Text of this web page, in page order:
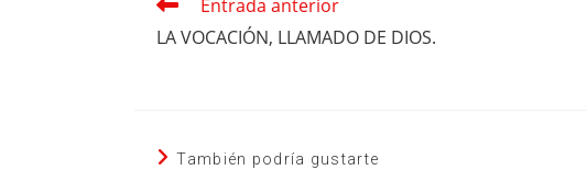
artículos
Entrada anterior
LA VOCACIÓN, LLAMADO DE DIOS.
También podría gustarte